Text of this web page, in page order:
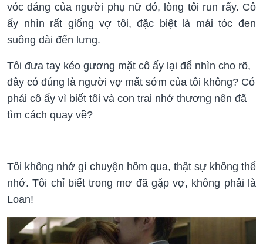
vóc dáng của người phụ nữ đó, lòng tôi run rẩy. Cô
ấy nhìn rất giống vợ tôi, đặc biệt là mái tóc đen
suông dài đến lưng.
Tôi đưa tay kéo gương mặt cô ấy lại để nhìn cho rõ,
đây có đúng là người vợ mất sớm của tôi không? Có
phải cô ấy vì biết tôi và con trai nhớ thương nên đã
tìm cách quay về?
Tôi không nhớ gì chuyện hôm qua, thật sự không thể
nhớ. Tôi chỉ biết trong mơ đã gặp vợ, không phải là
Loan!